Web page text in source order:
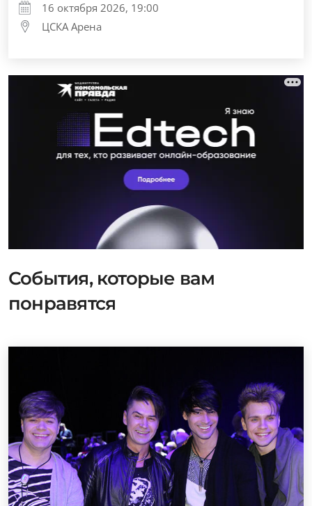
16 октября 2026, 19:00
ЦСКА Арена
События, которые вам
понравятся